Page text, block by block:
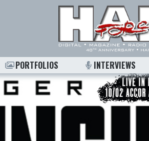
PORTFOLIOS INTERVIEWS